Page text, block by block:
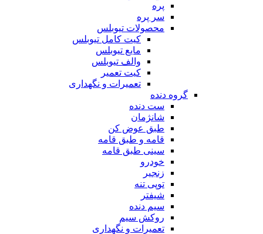
پره
سر پره
محصولات تیوبلس
کیت کامل تیوبلس
مایع تیوبلس
والف تیوبلس
کیت تعمیر
تعمیرات و نگهداری
گروه دنده
ست دنده
شانژمان
طبق عوض کن
قامه و طبق قامه
سینی طبق قامه
خودرو
زنجیر
توپی تنه
شیفتر
سیم دنده
روکش سیم
تعمیرات و نگهداری